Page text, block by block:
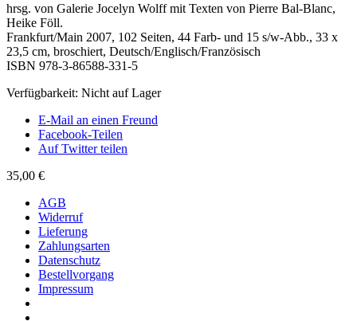
hrsg. von Galerie Jocelyn Wolff mit Texten von Pierre Bal-Blanc,
Heike Föll.
Frankfurt/Main 2007, 102 Seiten, 44 Farb- und 15 s/w-Abb., 33 x
23,5 cm, broschiert, Deutsch/Englisch/Französisch
ISBN 978-3-86588-331-5
Verfügbarkeit: Nicht auf Lager
E-Mail an einen Freund
Facebook-Teilen
Auf Twitter teilen
35,00 €
AGB
Widerruf
Lieferung
Zahlungsarten
Datenschutz
Bestellvorgang
Impressum